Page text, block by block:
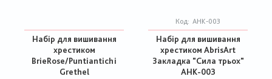
Набір для вишивання
хрестиком
BrieRose/Puntiantichi
Grethel
Код: AHK-003
Набір для вишивання
хрестиком AbrisArt
Закладка "Сила трьох"
AHK-003